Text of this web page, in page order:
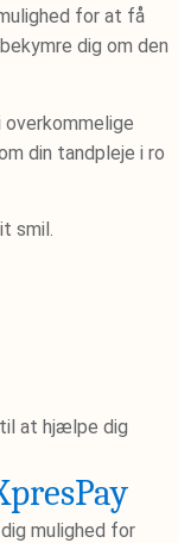
for at få
dig om den
overkommelige
din tandpleje i ro
smil.
mulighed for